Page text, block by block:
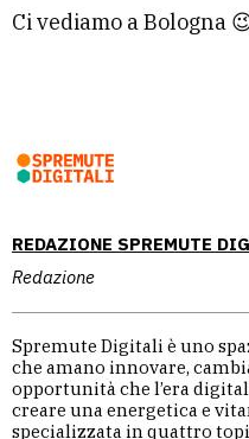
REDAZIONE SPREMUTE
Redazione
Spremute Digitali è uno
che amano innovare,
opportunità che l’era
creare una energetica e
specializzata in quattro
Ci vediamo a Bologna